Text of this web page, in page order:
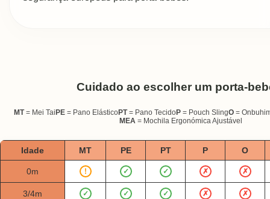
Cuidado ao escolher um porta-
MT= Mei TaiPE = Pano ElásticoPT= Pano TecidoP = Pouch SlingO =
MEA = Mochila Ergonómica Ajustável
Idade MT PE PT P O
0m ! ✓ ✓ ✗ ✗
3/4m ✓ ✓ ✓ ✗ ✗